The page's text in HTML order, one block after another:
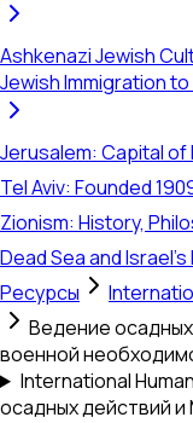
Ashkenazi Jewish
Jewish Immigration
Jerusalem: Capital
Tel Aviv: Founded
Zionism: History,
Dead Sea and
Ресурсы
Ведение
военной
International
осадных действий